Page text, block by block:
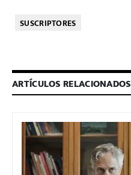
SUSCRIPTORES
ARTÍCULOS RELACIONADOS